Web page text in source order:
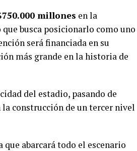
millones en la
busca posicionarlo como uno
será financiada en su
más grande en la historia de
del estadio, pasando de
construcción de un tercer nivel
abarcará todo el escenario